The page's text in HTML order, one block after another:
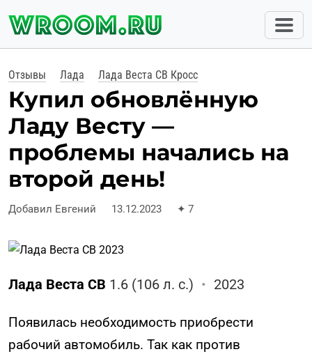
Отзывы Лада Лада Веста СВ Кросс
Купил обновлённую
Ладу Весту —
проблемы начались на
второй день!
Добавил Евгений 13.12.2023 ✦ 7
Лада Веста СВ 1.6 (106 л. с.) • 2023
Появилась необходимость приобрести
рабочий автомобиль. Так как против